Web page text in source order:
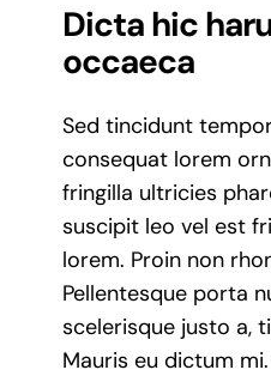
Dicta hic
occaeca
Sed tincidunt
consequat lorem
fringilla ultricies
suscipit leo vel est
lorem. Proin non
Pellentesque porta
scelerisque justo a,
Mauris eu dictum